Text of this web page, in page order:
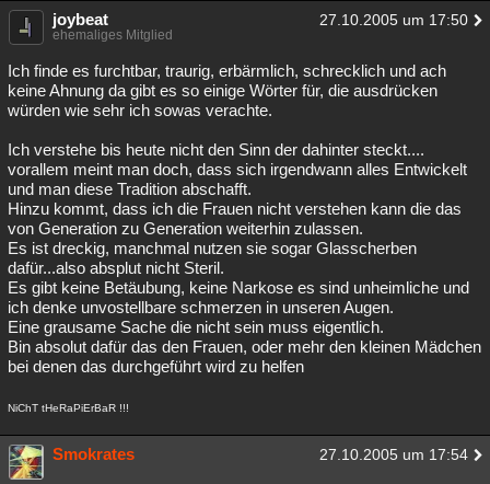
joybeat 27.10.2005 um 17:50
ehemaliges Mitglied
Ich finde es furchtbar, traurig, erbärmlich, schrecklich und ach
keine Ahnung da gibt es so einige Wörter für, die ausdrücken
würden wie sehr ich sowas verachte.
Ich verstehe bis heute nicht den Sinn der dahinter steckt....
vorallem meint man doch, dass sich irgendwann alles Entwickelt
und man diese Tradition abschafft.
Hinzu kommt, dass ich die Frauen nicht verstehen kann die das
von Generation zu Generation weiterhin zulassen.
Es ist dreckig, manchmal nutzen sie sogar Glasscherben
dafür...also absplut nicht Steril.
Es gibt keine Betäubung, keine Narkose es sind unheimliche und
ich denke unvostellbare schmerzen in unseren Augen.
Eine grausame Sache die nicht sein muss eigentlich.
Bin absolut dafür das den Frauen, oder mehr den kleinen Mädchen
bei denen das durchgeführt wird zu helfen
NiChT tHeRaPiErBaR !!!
Smokrates 27.10.2005 um 17:54